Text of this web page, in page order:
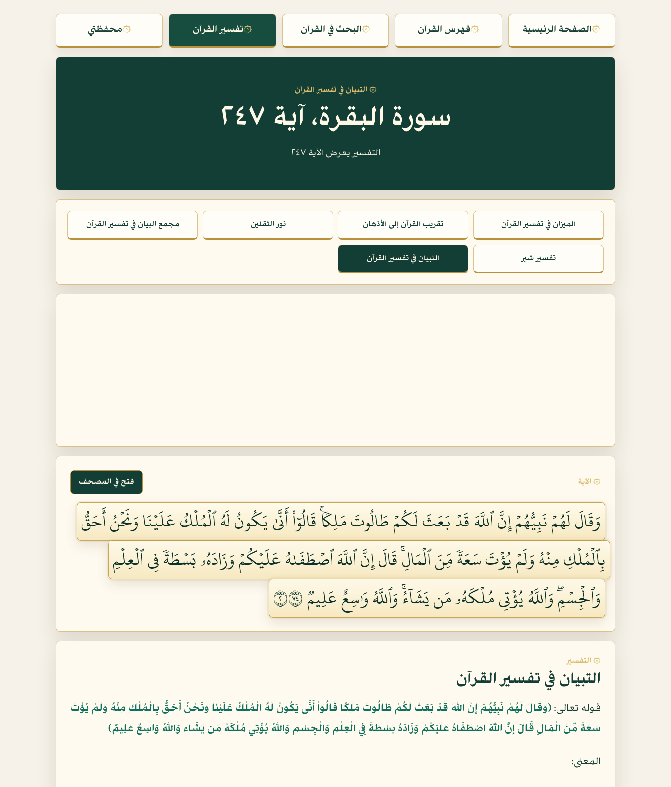
۞الصفحة الرئيسية ۞فهرس القرآن ۞البحث في القرآن ۞تفسير القرآن ۞محفظتي
۞ التبيان في تفسير القرآن
سورة البقرة، آية ٢٤٧
التفسير يعرض الآية ٢٤٧
الميزان في تفسير القرآن تقريب القرآن إلى الأذهان نور الثقلين مجمع البيان في تفسير القرآن
تفسير شبر التبيان في تفسير القرآن
۞ الآية فتح في المصحف
وَقَالَ لَهُمۡ نَبِيُّهُمۡ إِنَّ ٱللَّهَ قَدۡ بَعَثَ لَكُمۡ طَالُوتَ مَلِكٗاۚ قَالُوٓاْ أَنَّىٰ يَكُونُ لَهُ ٱلۡمُلۡكُ عَلَيۡنَا وَنَحۡنُ أَحَقُّ
بِٱلۡمُلۡكِ مِنۡهُ وَلَمۡ يُؤۡتَ سَعَةٗ مِّنَ ٱلۡمَالِۚ قَالَ إِنَّ ٱللَّهَ ٱصۡطَفَىٰهُ عَلَيۡكُمۡ وَزَادَهُۥ بَسۡطَةٗ فِي ٱلۡعِلۡمِ
وَٱلۡجِسۡمِۖ وَٱللَّهُ يُؤۡتِي مُلۡكَهُۥ مَن يَشَآءُۚ وَٱللَّهُ وَٰسِعٌ عَلِيمٞ ٢٤٧
۞ التفسير
التبيان في تفسير القرآن
قوله تعالى: ﴿وَقَالَ لَهُمْ نَبِيُّهُمْ إِنَّ اللّهَ قَدْ بَعَثَ لَكُمْ طَالُوتَ مَلِكًا قَالُوَاْ أَنَّى يَكُونُ لَهُ الْمُلْكُ عَلَيْنَا وَنَحْنُ أَحَقُّ بِالْمُلْكِ مِنْهُ وَلَمْ يُؤْتَ
سَعَةً مِّنَ الْمَالِ قَالَ إِنَّ اللّهَ اصْطَفَاهُ عَلَيْكُمْ وَزَادَهُ بَسْطَةً فِي الْعِلْمِ وَالْجِسْمِ وَاللّهُ يُؤْتِي مُلْكَهُ مَن يَشَاء وَاللّهُ وَاسِعٌ عَلِيمٌ﴾
المعنى: